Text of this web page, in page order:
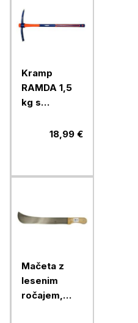
Kramp
RAMDA 1,5
kg s
ročajem18,99 €
Mačeta z
lesenim
ročajem,